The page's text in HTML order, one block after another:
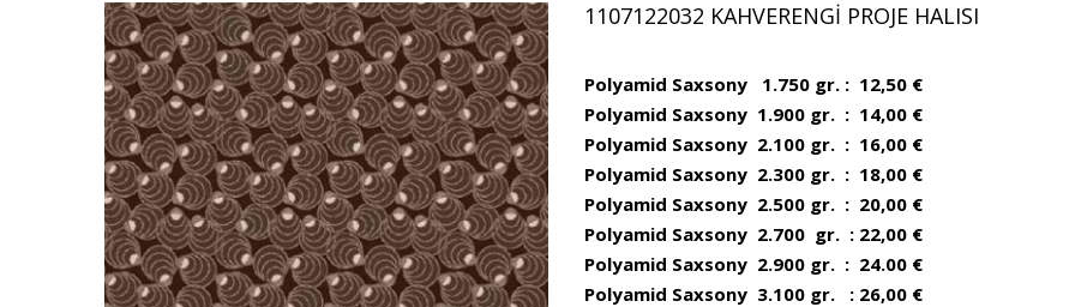
1107122032 KAHVERENGI PROJE HALISI
Polyamid Saxsony 1.750 gr. : 12,50 €
Polyamid Saxsony 1.900 gr. : 14,00 €
Polyamid Saxsony 2.100 gr. : 16,00 €
Polyamid Saxsony 2.300 gr. : 18,00 €
Polyamid Saxsony 2.500 gr. : 20,00 €
Polyamid Saxsony 2.700 gr. : 22,00 €
Polyamid Saxsony 2.900 gr. : 24.00 €
Polyamid Saxsony 3.100 gr. : 26,00 €